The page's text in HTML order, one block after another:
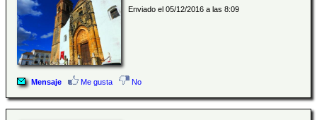
Enviado el 05/12/2016 a las 8:09
Mensaje Me gusta No